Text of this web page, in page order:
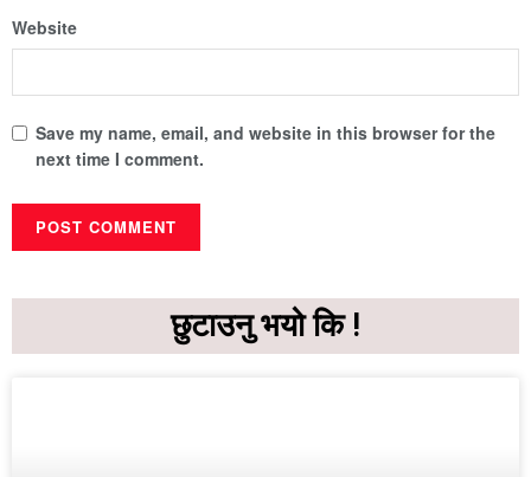
Website
Save my name, email, and website in this browser for the
next time I comment.
छुटाउनु भयो कि !